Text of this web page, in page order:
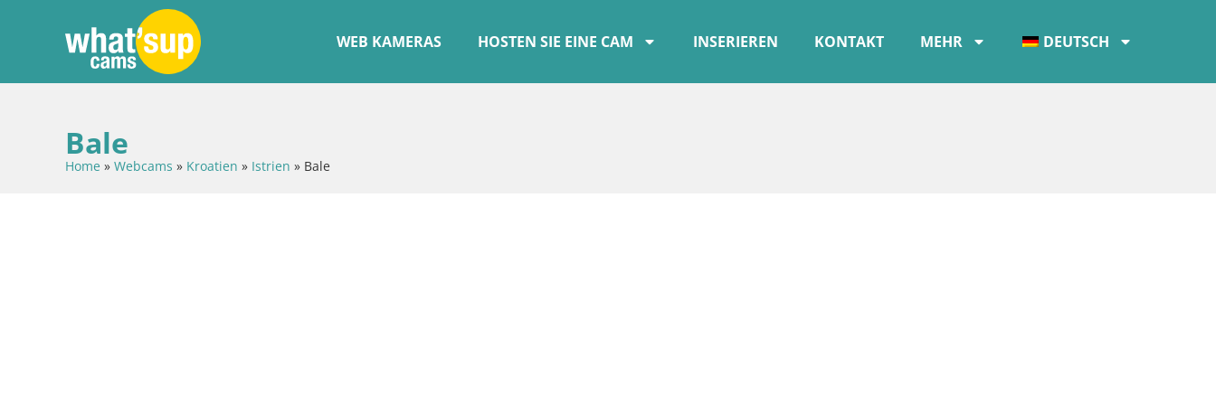
WEB KAMERAS HOSTEN SIE EINE CAM INSERIEREN KONTAKT MEHR DEUTSCH
Bale
Home » Webcams » Kroatien » Istrien » Bale